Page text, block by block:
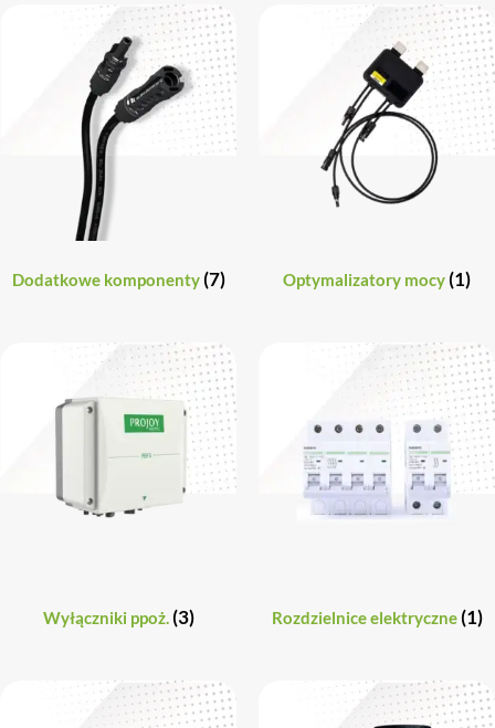
Dodatkowe komponenty (7) Optymalizatory mocy (1)
Wyłączniki ppoż. (3) Rozdzielnice elektryczne (1)